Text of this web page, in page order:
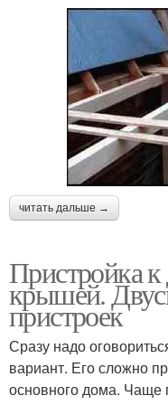
читать дальше →
Пристройка к
крышей.
пристроек
Сразу надо
вариант. Его сложно
основного дома. Чаще